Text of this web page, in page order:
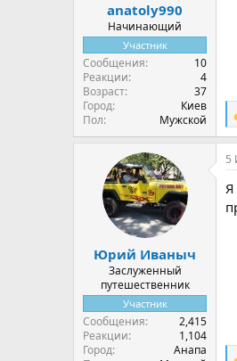
anatoly990
Начинающий
Участник
Сообщения
10
Реакции
4
Возраст
37
Город
Киев
Пол
Мужской
Р
е
а
к
и
Юрий Иваныч
Заслуженный
путешественник
Участник
Сообщения
2,415
Реакции
1,104
Город
Анапа
5
Я